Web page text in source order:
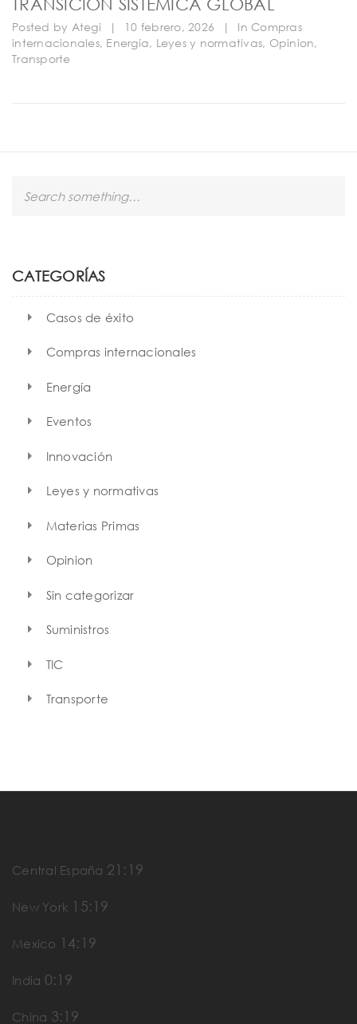
Posted by Ategi | 10 febrero, 2026 | In Compras
internacionales, Energía, Leyes y normativas, Opinion,
Transporte
h
CATEGORÍAS
Casos de éxito
Compras internacionales
Energía
Eventos
Innovación
Leyes y normativas
Materias Primas
Opinion
Sin categorizar
Suministros
TIC
Transporte
Central España 21:19
New York 15:19
Mexico 14:19
India 0:19
China 3:19